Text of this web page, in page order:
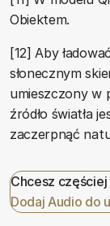
Obiektem.
[12] Aby
słonecznym
umieszczony w
źródło światła
zaczerpnąć
Chcesz
Dodaj Audio do